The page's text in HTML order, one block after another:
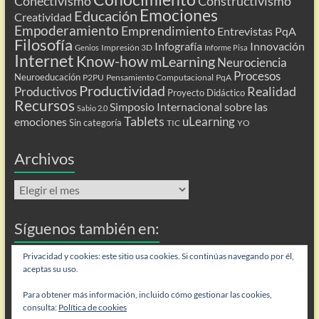
Creatividad Educación Emociones
Empoderamiento Emprendimiento Entrevistas PqA
Filosofía Genios Impresión 3D Infografía Informe Pisa Innovación
Internet Know-howmLearning Neurociencia
Neuroeducación P2PU Pensamiento Computacional PqA Procesos
Productivos Productividad Proyecto Didáctico Realidad
Recursos Sabio 2.0 Simposio Internacional sobre las
emociones Sin categoría Tablets TIC uLearning YO
Archivos
Archivos
Síguenos también en:
Flip
Privacidad y cookies: este sitio usa cookies. Si continúas navegando por él,
aceptas su uso.
Para obtener más información, incluido cómo gestionar las cookies,
consulta: Política de cookies